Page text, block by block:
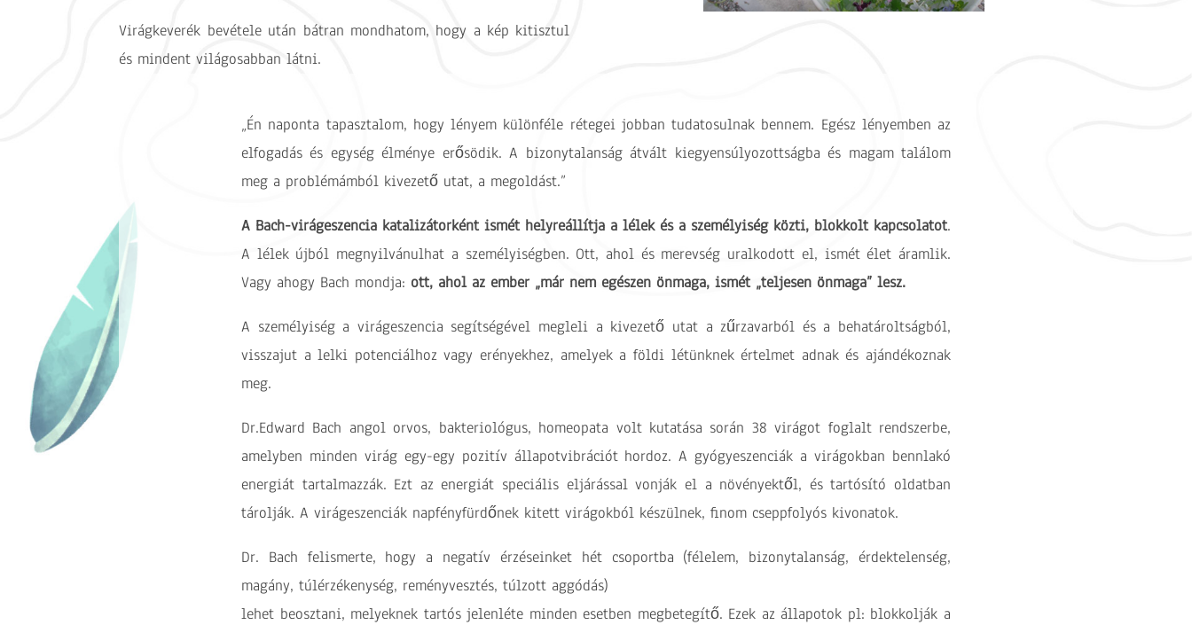
Virágkeverék bevétele után bátran mondhatom, hogy a kép kitisztul
és mindent világosabban látni.
„Én naponta tapasztalom, hogy lényem különféle rétegei jobban tudatosulnak bennem. Egész lényemben az
elfogadás és egység élménye erősödik. A bizonytalanság átvált kiegyensúlyozottságba és magam találom
meg a problémámból kivezető utat, a megoldást.”
A Bach-virágeszencia katalizátorként ismét helyreállítja a lélek és a személyiség közti, blokkolt kapcsolatot.
A lélek újból megnyilvánulhat a személyiségben. Ott, ahol és merevség uralkodott el, ismét élet áramlik.
Vagy ahogy Bach mondja: ott, ahol az ember „már nem egészen önmaga, ismét „teljesen önmaga” lesz.
A személyiség a virágeszencia segítségével megleli a kivezető utat a zűrzavarból és a behatároltságból,
visszajut a lelki potenciálhoz vagy erényekhez, amelyek a földi létünknek értelmet adnak és ajándékoznak
meg.
Dr.Edward Bach angol orvos, bakteriológus, homeopata volt kutatása során 38 virágot foglalt rendszerbe,
amelyben minden virág egy-egy pozitív állapotvibrációt hordoz. A gyógyeszenciák a virágokban bennlakó
energiát tartalmazzák. Ezt az energiát speciális eljárással vonják el a növényektől, és tartósító oldatban
tárolják. A virágeszenciák napfényfürdőnek kitett virágokból készülnek, finom cseppfolyós kivonatok.
Dr. Bach felismerte, hogy a negatív érzéseinket hét csoportba (félelem, bizonytalanság, érdektelenség,
magány, túlérzékenység, reményvesztés, túlzott aggódás)
lehet beosztani, melyeknek tartós jelenléte minden esetben megbetegítő. Ezek az állapotok pl: blokkolják a